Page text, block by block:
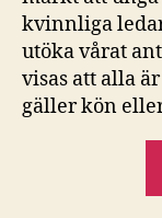
kvinnliga
utöka vårat
visas att alla
gäller kön